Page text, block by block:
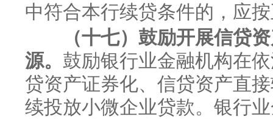
中符合本行续贷条件的，应
（十七）鼓励开展信贷
源。 鼓励银行业金融机构在
贷资产证券化、信贷资产直
续投放小微企业贷款。银行